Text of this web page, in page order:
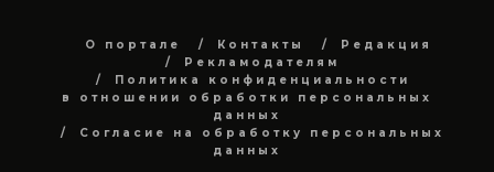
О портале Контакты
Редакция
Рекламодателям
Политика конфиденциальности
в отношении обработки персональных
данных
Согласие на обработку персональных
данных